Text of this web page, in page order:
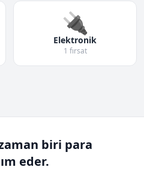
🔌
Elektronik
1 fırsat
biri para
eder.